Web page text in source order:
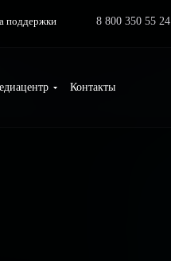
поддержки 8 800 350 55 24
Контакты